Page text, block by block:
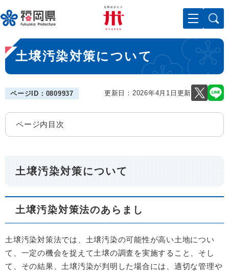
ー
ジ
先
頭
で
メニューを飛ばして本文へ
本
文
土壌汚染対策について
ページID：0809937 更新日：2026年4月1日更新
ページ内目次
土壌汚染対策について
土壌汚染対策法のあらまし
土壌汚染対策法では、土壌汚染の可能性が高い土地につい
て、一定の機会を捉えて土壌の調査を実施すること、そし
て、その結果、土壌汚染が判明した場合には、適切な管理や